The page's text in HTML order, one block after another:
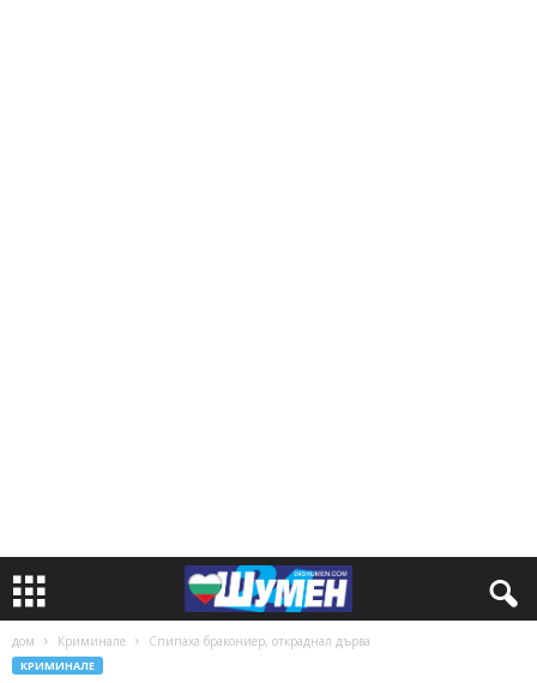
дом Криминале Спипаха бракониер, откраднал дърва
КРИМИНАЛЕ